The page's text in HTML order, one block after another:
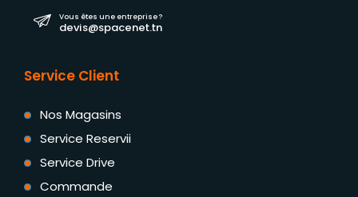
Vous êtes une entreprise ?
devis@spacenet.tn
Service Client
Nos Magasins
Service Reservii
Service Drive
Commande